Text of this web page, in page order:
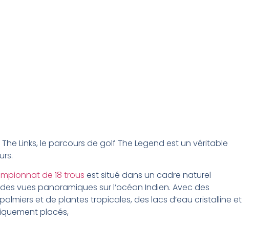
Links, le parcours de golf The Legend est un véritable
de 18 trous est situé dans un cadre naturel
vues panoramiques sur l’océan Indien. Avec des
et de plantes tropicales, des lacs d’eau cristalline et
placés,